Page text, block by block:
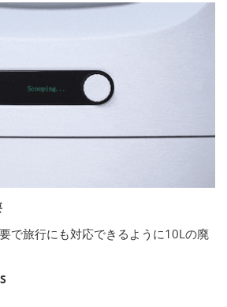
で旅行にも対応できるように10Lの廃